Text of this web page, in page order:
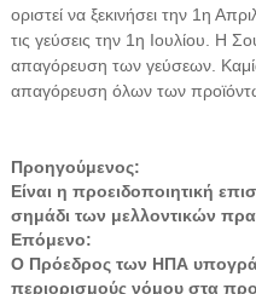
οριστεί να ξεκινήσει την 1η
τις γεύσεις την 1η Ιουλίου. Η
απαγόρευση των γεύσεων.
απαγόρευση όλων των
Προηγούμενος:
Είναι η προειδοποιητική
σημάδι των μελλοντικών
Επόμενο:
Ο Πρόεδρος των ΗΠΑ
περιορισμούς νόμου στα